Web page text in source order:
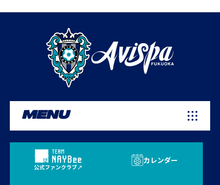
MENU
公式ファンクラブ
カレンダー